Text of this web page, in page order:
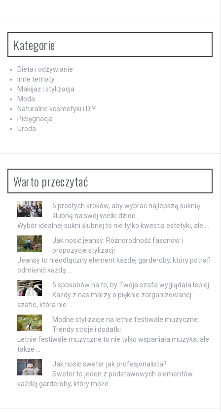
Kategorie
Dieta i odżywianie
Inne tematy
Makijaż i stylizacja
Moda
Naturalne kosmetyki i DIY
Pielęgnacja
Uroda
Warto przeczytać
5 prostych kroków, aby wybrać najlepszą suknię
ślubną na swój wielki dzień
Wybór idealnej sukni ślubnej to nie tylko kwestia estetyki, ale …
Jak nosić jeansy: Różnorodność fasonów i
propozycje stylizacji
Jeansy to nieodłączny element każdej garderoby, który potrafi
odmienić każdą …
5 sposobów na to, by Twoja szafa wyglądała lepiej
Każdy z nas marzy o pięknie zorganizowanej
szafie, która nie …
Modne stylizacje na letnie festiwale muzyczne:
Trendy stroje i dodatki
Letnie festiwale muzyczne to nie tylko wspaniała muzyka, ale
także …
Jak nosić sweter jak profesjonalista?
Sweter to jeden z podstawowych elementów
każdej garderoby, który może …